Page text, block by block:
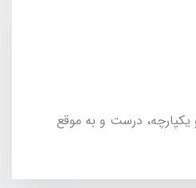
درست و به موقع